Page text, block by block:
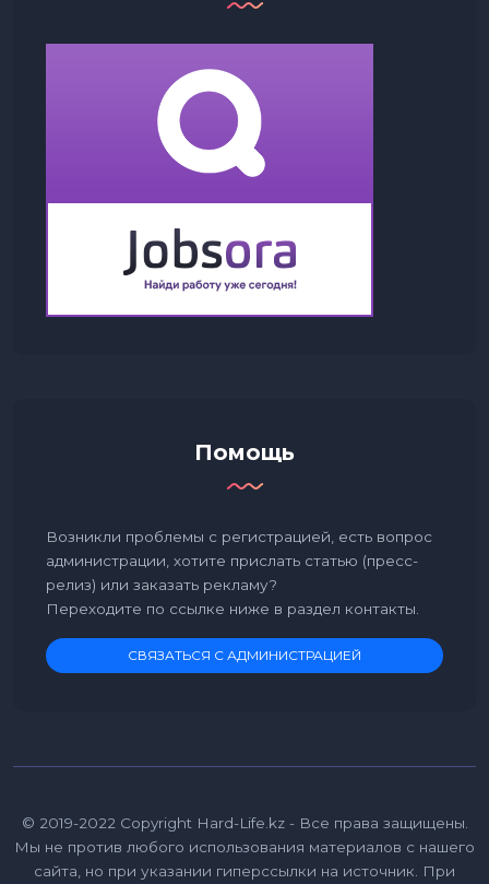
Помощь
Возникли проблемы с регистрацией, есть вопрос
администрации, хотите прислать статью (пресс-
релиз) или заказать рекламу?
Переходите по ссылке ниже в раздел контакты.
СВЯЗАТЬСЯ С АДМИНИСТРАЦИЕЙ
© 2019-2022 Copyright Hard-Life.kz - Все права защищены.
Мы не против любого использования материалов с нашего
сайта, но при указании гиперссылки на источник. При